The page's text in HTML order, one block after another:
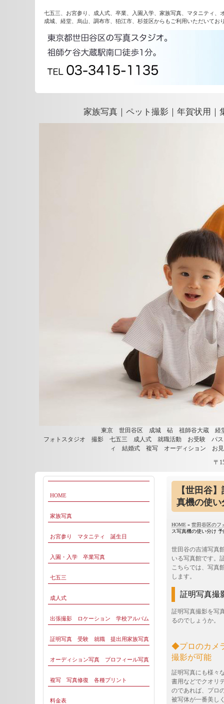
七五三、お宮参り、成人式、卒業、入園入学、家族写真、マタニティ
成城、経堂、烏山、調布市、狛江市、杉並区からもご利用いただいて
家族写真｜ペット撮影｜年賀状用
東京 世田谷区 成城 砧 祖師谷大蔵
フォトスタジオ 撮影 七五三 成人式 就職活動 お受験 パ
ィ 結婚式 複写 オーディション お
〒
【世田谷
真機の使
HOME » 世田谷区のフ
ス写真機の使い分け
世田谷の吉浦写真
いる写真館です。
こちらでは、写真
します。
証明写真撮
証明写真撮影を写
るのでしょうか。
◆プロのカメ
撮影が可能
証明写真にも様々
書用などでクオリ
のであれば、プロ
被写体が一番美し
HOME
家族写真
お宮参り マタニティ 誕生日
入園・入学 卒業写真
七五三
成人式
出張撮影 ロケーション 学校アルバム
証明写真 受験 就職 提出用家族写真
オーディション写真 プロフィール写真
複写 写真修復 各種プリント
料金表